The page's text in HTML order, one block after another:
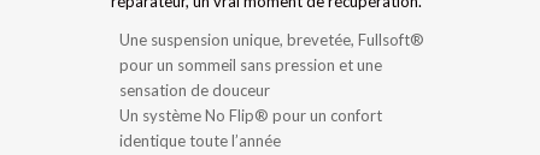
Une suspension unique, brevetée, Fullsoft®
pour un sommeil sans pression et une
sensation de douceur
Un système No Flip® pour un confort
identique toute l’année